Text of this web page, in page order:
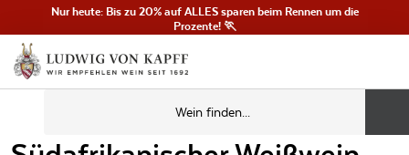
Nur heute: Bis zu 20% auf ALLES sparen beim Rennen um die
Prozente! 🏃